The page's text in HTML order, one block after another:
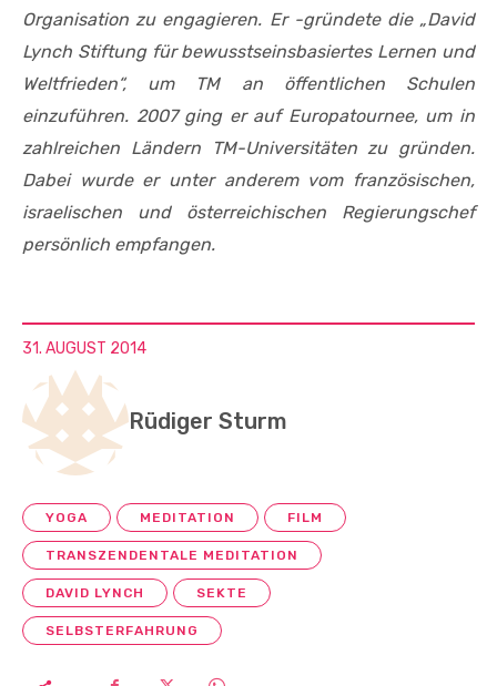
Organisation zu engagieren. Er -gründete die „David
Lynch Stiftung für bewusstseinsbasiertes Lernen und
Weltfrieden“, um TM an öffentlichen Schulen
einzuführen. 2007 ging er auf Europatournee, um in
zahlreichen Ländern TM-Universitäten zu gründen.
Dabei wurde er unter anderem vom französischen,
israelischen und österreichischen Regierungschef
persönlich empfangen.
31. AUGUST 2014
Rüdiger Sturm
YOGA MEDITATION FILM
TRANSZENDENTALE MEDITATION
DAVID LYNCH SEKTE
SELBSTERFAHRUNG